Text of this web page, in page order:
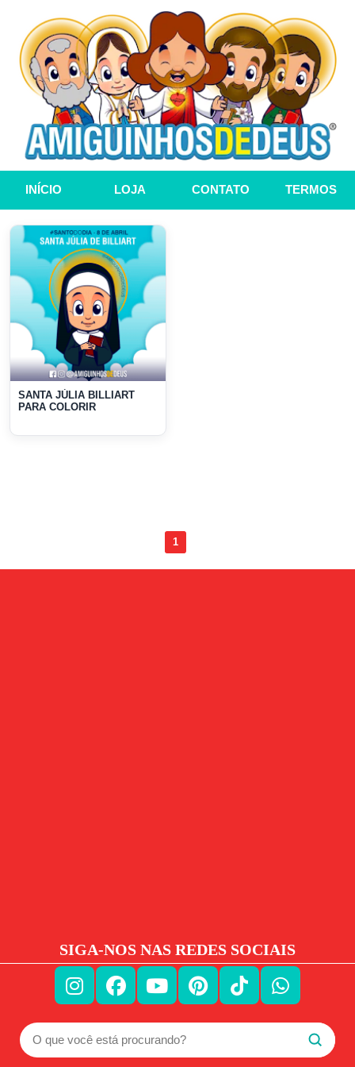
INÍCIO LOJA CONTATO TERMOS
SANTA JÚLIA BILLIART
PARA COLORIR
1
SIGA-NOS NAS REDES SOCIAIS